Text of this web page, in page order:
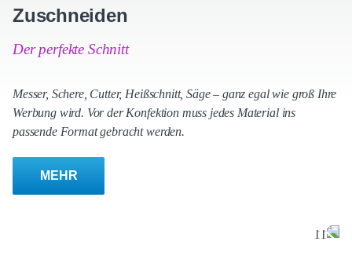
Zuschneiden
Der perfekte Schnitt
Messer, Schere, Cutter, Heißschnitt, Säge – ganz egal wie groß Ihre
Werbung wird. Vor der Konfektion muss jedes Material ins
passende Format gebracht werden.
MEHR